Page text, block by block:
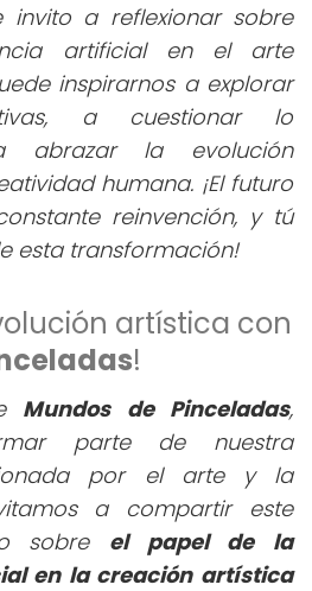
invito a reflexionar sobre
artificial en el arte
inspirarnos a explorar
a cuestionar lo
abrazar la evolución
humana. ¡El futuro
reinvención, y tú
esta transformación!
artística con
!
Mundos de Pinceladas,
parte de nuestra
por el arte y la
a compartir este
sobre el papel de la
en la creación artística